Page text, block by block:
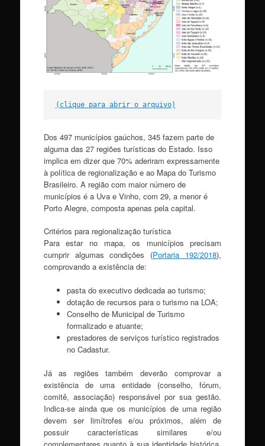
(clique para abrir o arquivo)
Dos 497 municípios gaúchos, 345 fazem parte de
alguma das 27 regiões turísticas do Estado. Isso
implica em dizer que 70% aderiram expressamente
à política de regionalização e ao Mapa do Turismo
Brasileiro. A região com maior número de
municípios é a Uva e Vinho, com 29, a menor é
Porto Alegre, composta apenas pela capital.
Critérios para regionalização turística
Para estar no mapa, os municípios precisam
cumprir algumas condições (Portaria 192/2018),
comprovando a existência de:
pasta do executivo dedicada ao turismo;
dotação de recursos para o turismo na LOA;
Conselho de Municipal de Turismo
formalizado e atuante;
prestadores de serviços turístico registrados
no Cadastur.
Já as regiões também deverão comprovar a
existência de uma entidade (conselho, fórum,
comitê, associação) responsável por sua gestão.
Indica-se ainda que os municípios de uma região
devem ser limítrofes e/ou próximos, além de
possuir características similares e/ou
complementares quanto à sua identidade histórica,